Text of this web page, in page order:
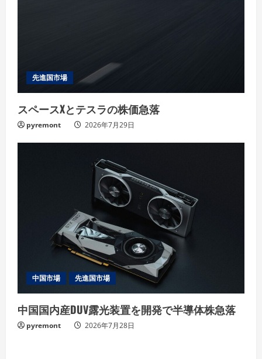
先進国市場
スペースXとテスラの株価急落
pyremont 2026年7月29日
中国市場 先進国市場
中国国内産DUV露光装置を開発で半導体株急落
pyremont 2026年7月28日